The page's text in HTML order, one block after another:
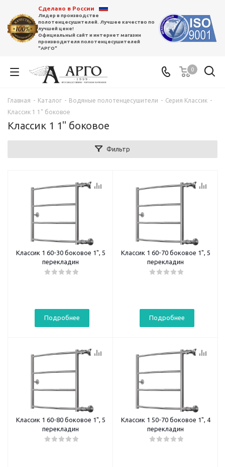
Сделано в России
Лидер в производстве
полотенцесушителей. Лучшее качество по
лучшей цене!
Официальный сайт и интернет магазин
производителя полотенцесушителей
"АРГО"
0
Главная - Каталог - Водяные полотенцесушители - Серия Классик -
Классик 1 1" боковое
Классик 1 1" боковое
Фильтр
Классик 1 60-30 боковое 1", 5
перекладин
Подробнее
Классик 1 60-70 боковое 1", 5
перекладин
Подробнее
Классик 1 60-80 боковое 1", 5
перекладин
Классик 1 50-70 боковое 1", 4
перекладин